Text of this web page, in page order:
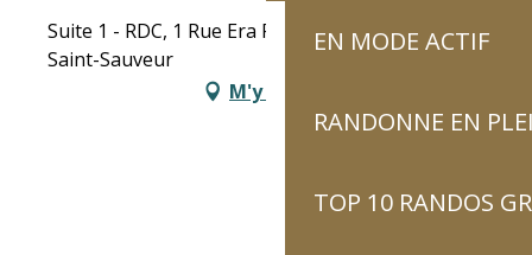
EN MODE ACTIF
RANDONNE EN
TOP 10 RANDOS
Suite 1 - RDC, 1 Rue Era Pachero, 65120 Luz-
Saint-Sauveur
M'y rendre